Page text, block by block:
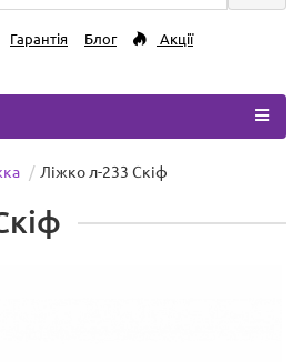
Гарантія Блог
Акції
Ліжко л-233 Скіф